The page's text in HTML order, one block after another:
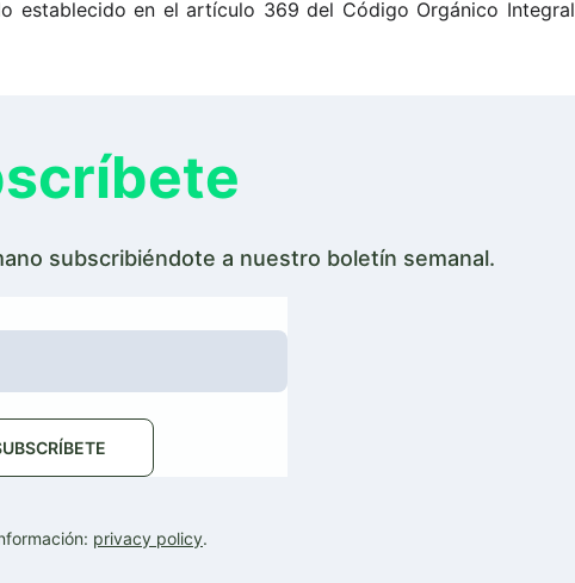
establecido en el artículo 369 del Código Orgánico Integral
subscribiéndote a nuestro boletín semanal.
privacy policy.